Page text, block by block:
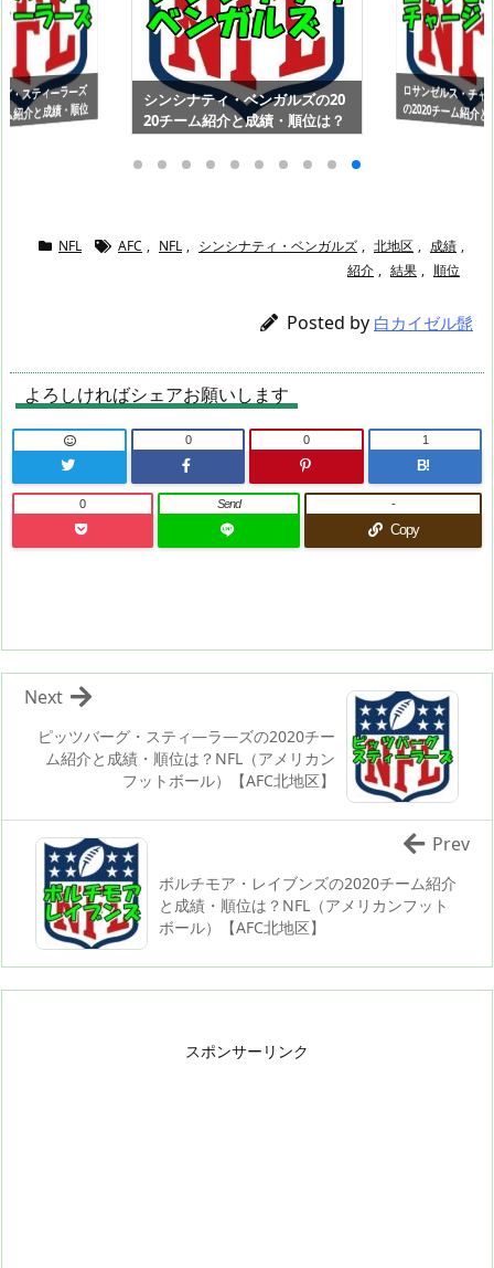
・スティ―ラ―ズ
紹介と成績・順位
リカンフットボ
シンシナティ・ベンガルズの20
20チーム紹介と成績・順位は？
NFL（アメリカンフットボー
ル）【AFC北地区】
ロサンゼルス・チ
の2020チーム紹介
は？NFL（アメリ
NFL AFC , NFL , シンシナティ・ベンガルズ , 北地区 , 成績 ,
紹介 , 結果 , 順位
Posted by 白カイゼル髭
よろしければシェアお願いします
0 0
B!
1
0 Send
Copy
-
ピッツバーグ・スティ―ラ―ズの2020チー
ム紹介と成績・順位は？NFL（アメリカン
フットボール）【AFC北地区】
Next
ボルチモア・レイブンズの2020チーム紹介
と成績・順位は？NFL（アメリカンフット
ボール）【AFC北地区】
Prev
スポンサーリンク